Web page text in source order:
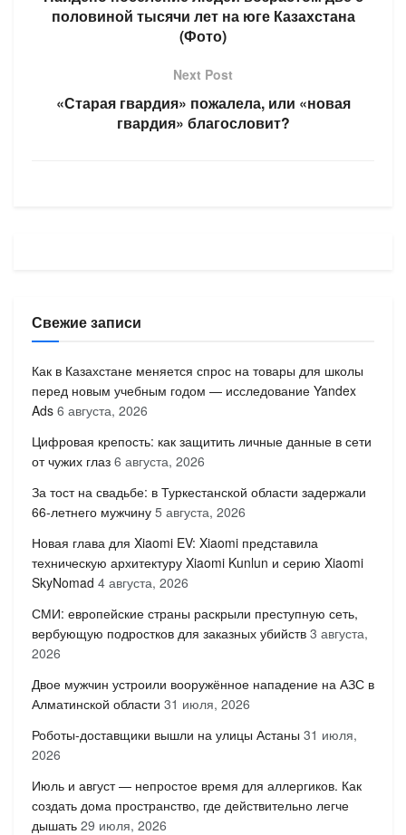
половиной тысячи лет на юге Казахстана
(Фото)
Next Post
«Старая гвардия» пожалела, или «новая
гвардия» благословит?
Свежие записи
Как в Казахстане меняется спрос на товары для школы
перед новым учебным годом — исследование Yandex
Ads 6 августа, 2026
Цифровая крепость: как защитить личные данные в сети
от чужих глаз 6 августа, 2026
За тост на свадьбе: в Туркестанской области задержали
66-летнего мужчину 5 августа, 2026
Новая глава для Xiaomi EV: Xiaomi представила
техническую архитектуру Xiaomi Kunlun и серию Xiaomi
SkyNomad 4 августа, 2026
СМИ: европейские страны раскрыли преступную сеть,
вербующую подростков для заказных убийств 3 августа,
2026
Двое мужчин устроили вооружённое нападение на АЗС в
Алматинской области 31 июля, 2026
Роботы-доставщики вышли на улицы Астаны 31 июля,
2026
Июль и август — непростое время для аллергиков. Как
создать дома пространство, где действительно легче
дышать 29 июля, 2026